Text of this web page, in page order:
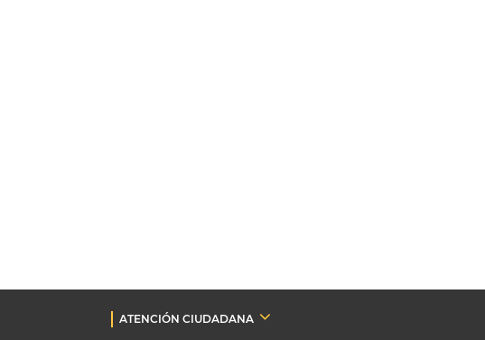
ATENCIÓN CIUDADANA